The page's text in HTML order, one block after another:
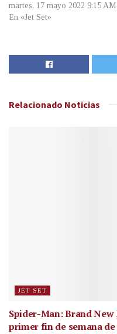
martes, 17 mayo 2022 9:15 AM
En «Jet Set»
Relacionado Noticias
JET SET
Spider-Man: Brand
primer fin de semana